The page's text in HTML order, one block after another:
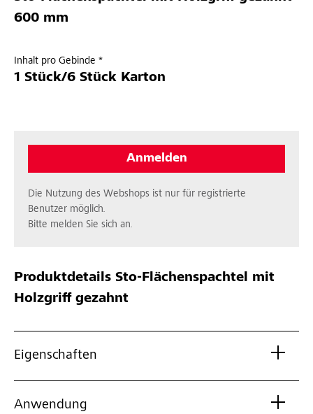
600 mm
Inhalt pro Gebinde *
1 Stück/6 Stück Karton
Anmelden
Die Nutzung des Webshops ist nur für registrierte
Benutzer möglich.
Bitte melden Sie sich an.
Produktdetails Sto-Flächenspachtel mit
Holzgriff gezahnt
Eigenschaften
Anwendung